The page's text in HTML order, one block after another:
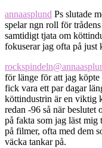
annaasplund Ps slutade
spelar ngn roll för
samtidigt tjata om
fokuserar jag ofta på just
rockspindeln
för länge för att jag
fick vara ett par dagar
köttindustrin är en viktig
redan -96 så när beslutet
på fakta som jag läst mig
på filmer, ofta med dem
väcka tankar på.